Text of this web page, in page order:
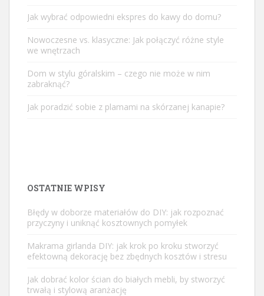
Jak wybrać odpowiedni ekspres do kawy do domu?
Nowoczesne vs. klasyczne: Jak połączyć różne style
we wnętrzach
Dom w stylu góralskim – czego nie może w nim
zabraknąć?
Jak poradzić sobie z plamami na skórzanej kanapie?
OSTATNIE WPISY
Błędy w doborze materiałów do DIY: jak rozpoznać
przyczyny i uniknąć kosztownych pomyłek
Makrama girlanda DIY: jak krok po kroku stworzyć
efektowną dekorację bez zbędnych kosztów i stresu
Jak dobrać kolor ścian do białych mebli, by stworzyć
trwałą i stylową aranżację